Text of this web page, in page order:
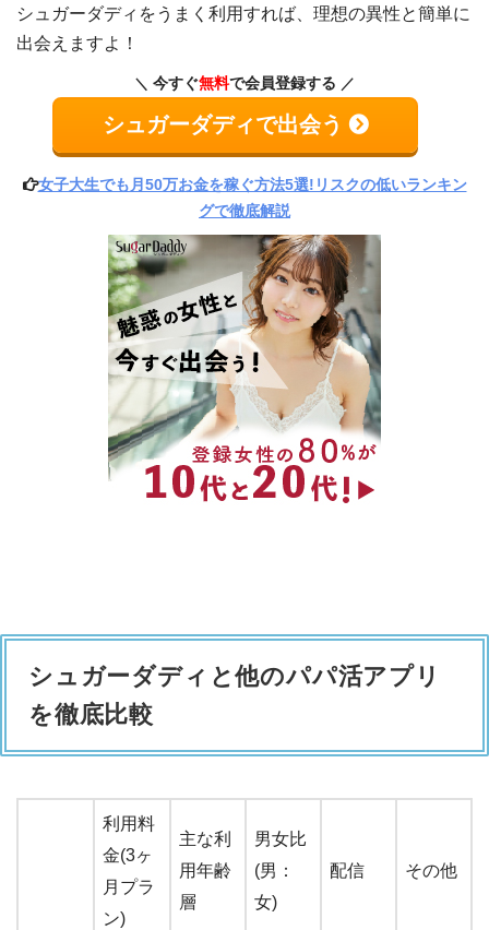
シュガーダディをうまく利用すれば、理想の異性と簡単に
出会えますよ！
今すぐ無料で会員登録する
シュガーダディで出会う
女子大生でも月50万お金を稼ぐ方法5選!リスクの低いランキン
グで徹底解説
シュガーダディと他のパパ活アプリ
を徹底比較
利用料
金(3ヶ
月プラ
ン)
主な利
用年齢
層
男女比
(男：
女)
配信 その他